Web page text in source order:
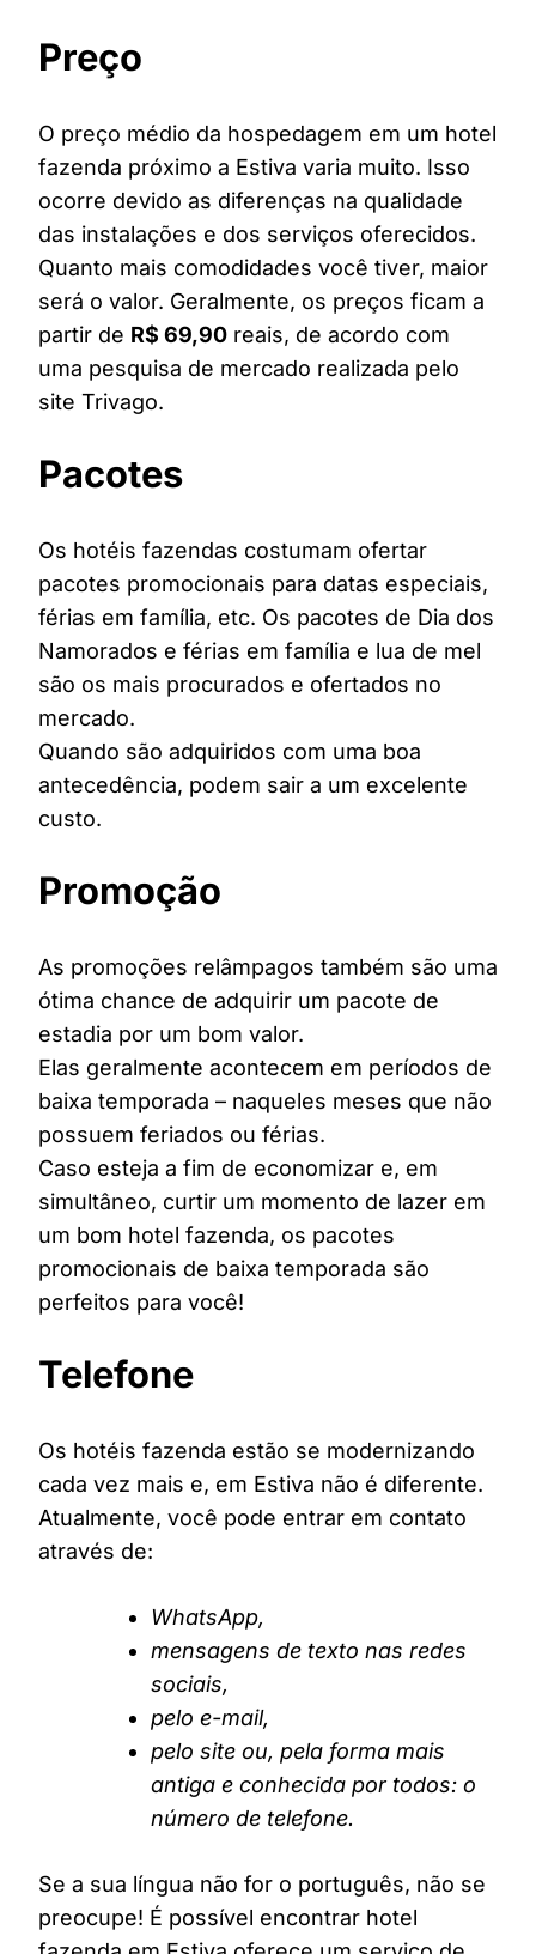
Preço
O preço médio da hospedagem em um hotel
fazenda próximo a Estiva varia muito. Isso
ocorre devido as diferenças na qualidade
das instalações e dos serviços oferecidos.
Quanto mais comodidades você tiver, maior
será o valor. Geralmente, os preços ficam a
partir de R$ 69,90 reais, de acordo com
uma pesquisa de mercado realizada pelo
site Trivago.
Pacotes
Os hotéis fazendas costumam ofertar
pacotes promocionais para datas especiais,
férias em família, etc. Os pacotes de Dia dos
Namorados e férias em família e lua de mel
são os mais procurados e ofertados no
mercado.
Quando são adquiridos com uma boa
antecedência, podem sair a um excelente
custo.
Promoção
As promoções relâmpagos também são uma
ótima chance de adquirir um pacote de
estadia por um bom valor.
Elas geralmente acontecem em períodos de
baixa temporada – naqueles meses que não
possuem feriados ou férias.
Caso esteja a fim de economizar e, em
simultâneo, curtir um momento de lazer em
um bom hotel fazenda, os pacotes
promocionais de baixa temporada são
perfeitos para você!
Telefone
Os hotéis fazenda estão se modernizando
cada vez mais e, em Estiva não é diferente.
Atualmente, você pode entrar em contato
através de:
WhatsApp,
mensagens de texto nas redes
sociais,
pelo e-mail,
pelo site ou, pela forma mais
antiga e conhecida por todos: o
número de telefone.
Se a sua língua não for o português, não se
preocupe! É possível encontrar hotel